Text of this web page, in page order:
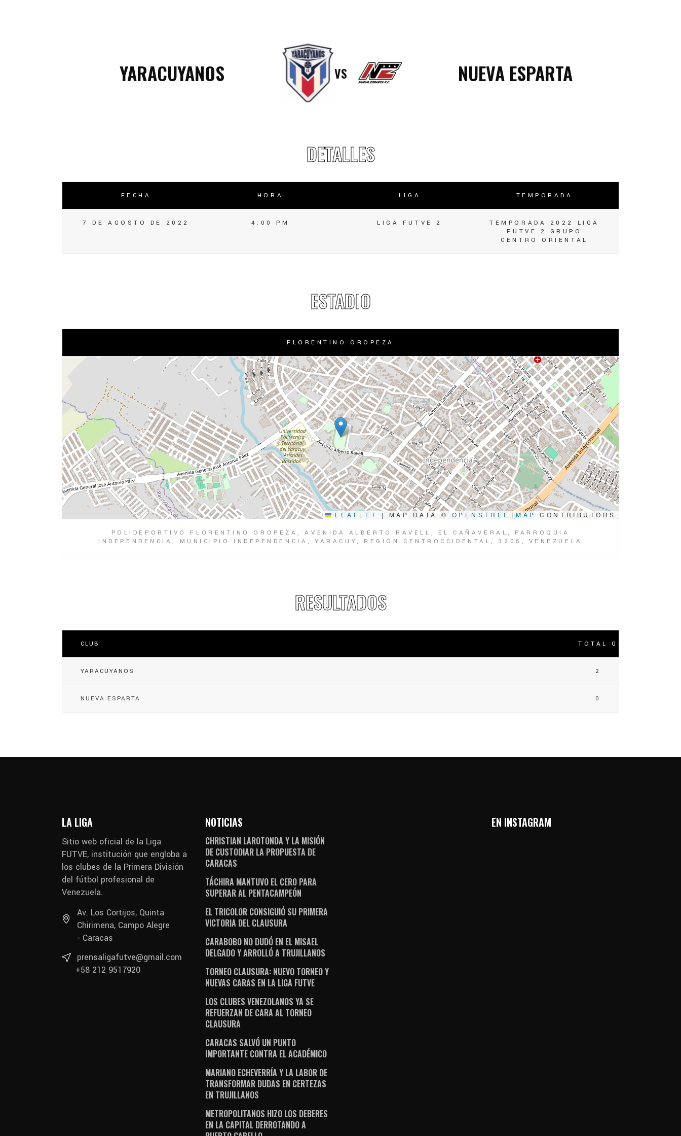
YARACUYANOS VS NUEVA ESPARTA
DETALLES
FECHA HORA LIGA TEMPORADA
7 DE AGOSTO DE 2022 4:00 PM LIGA FUTVE 2
TEMPORADA 2022 LIGA
FUTVE 2 GRUPO
CENTRO ORIENTAL
ESTADIO
FLORENTINO OROPEZA
LEAFLET | MAP DATA © OPENSTREETMAP CONTRIBUTORS
POLIDEPORTIVO FLORENTINO OROPEZA, AVENIDA ALBERTO RAVELL, EL CAÑAVERAL, PARROQUIA
INDEPENDENCIA, MUNICIPIO INDEPENDENCIA, YARACUY, REGIÓN CENTROCCIDENTAL, 3205, VENEZUELA
RESULTADOS
CLUB TOTAL GOLES
YARACUYANOS 2
NUEVA ESPARTA 0
LA LIGA
Sitio web oficial de la Liga
FUTVE, institución que engloba a
los clubes de la Primera División
del fútbol profesional de
Venezuela.
Av. Los Cortijos, Quinta
Chirimena, Campo Alegre
- Caracas
prensaligafutve@gmail.com
+58 212 9517920
NOTICIAS
CHRISTIAN LAROTONDA Y LA MISIÓN
DE CUSTODIAR LA PROPUESTA DE
CARACAS
TÁCHIRA MANTUVO EL CERO PARA
SUPERAR AL PENTACAMPEÓN
EL TRICOLOR CONSIGUIÓ SU PRIMERA
VICTORIA DEL CLAUSURA
CARABOBO NO DUDÓ EN EL MISAEL
DELGADO Y ARROLLÓ A TRUJILLANOS
TORNEO CLAUSURA: NUEVO TORNEO Y
NUEVAS CARAS EN LA LIGA FUTVE
LOS CLUBES VENEZOLANOS YA SE
REFUERZAN DE CARA AL TORNEO
CLAUSURA
CARACAS SALVÓ UN PUNTO
IMPORTANTE CONTRA EL ACADÉMICO
MARIANO ECHEVERRÍA Y LA LABOR DE
TRANSFORMAR DUDAS EN CERTEZAS
EN TRUJILLANOS
METROPOLITANOS HIZO LOS DEBERES
EN LA CAPITAL DERROTANDO A
EN INSTAGRAM